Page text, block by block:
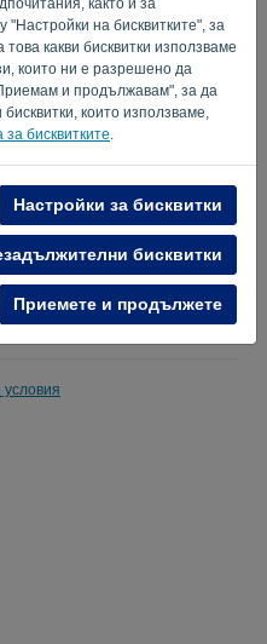
на бисквитките", за
какви бисквитки използваме
които ни е разрешено да
и продължавам", за да
които използваме,
за бисквитките
Настройки за бисквитки
бисквитки
Приемете и продължете
Забравена парола?